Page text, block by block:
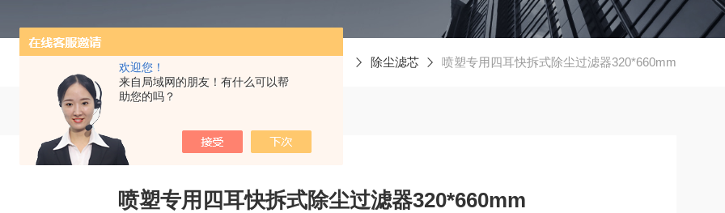
欢迎您！
来自局域网的朋友！有什么可以帮
助您的吗？
除尘滤芯 喷塑专用四耳快拆式除尘过滤器320*660mm
喷塑专用四耳快拆式除尘过滤器320*660mm